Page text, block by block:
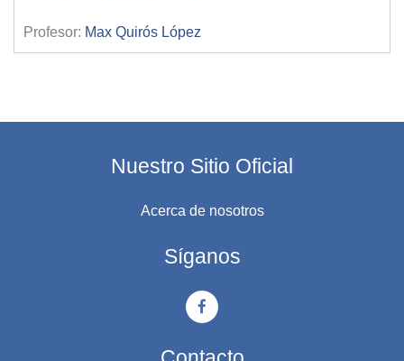
Profesor: Max Quirós López
Nuestro Sitio Oficial
Acerca de nosotros
Síganos